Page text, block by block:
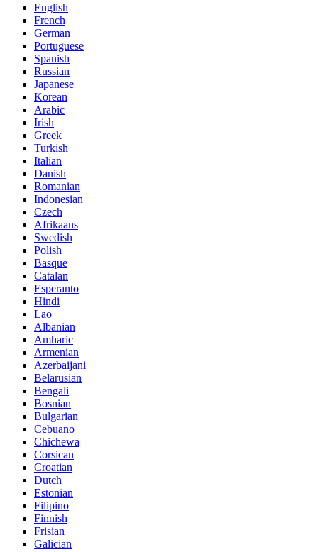
English
French
German
Portuguese
Spanish
Russian
Japanese
Korean
Arabic
Irish
Greek
Turkish
Italian
Danish
Romanian
Indonesian
Czech
Afrikaans
Swedish
Polish
Basque
Catalan
Esperanto
Hindi
Lao
Albanian
Amharic
Armenian
Azerbaijani
Belarusian
Bengali
Bosnian
Bulgarian
Cebuano
Chichewa
Corsican
Croatian
Dutch
Estonian
Filipino
Finnish
Frisian
Galician